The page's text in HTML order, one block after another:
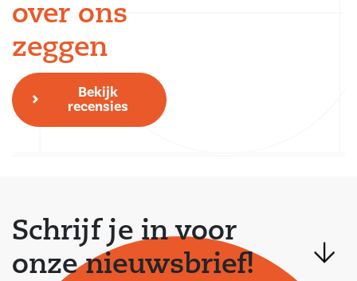
Schrijf je in voor
onze nieuwsbrief!
over ons
zeggen
Bekijk
recensies